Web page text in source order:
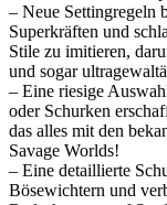
– Neue Settingregeln
Superkräften und
Stile zu imitieren,
und sogar
– Eine riesige
oder Schurken
das alles mit den
Savage Worlds!
– Eine detaillierte
Bösewichtern und